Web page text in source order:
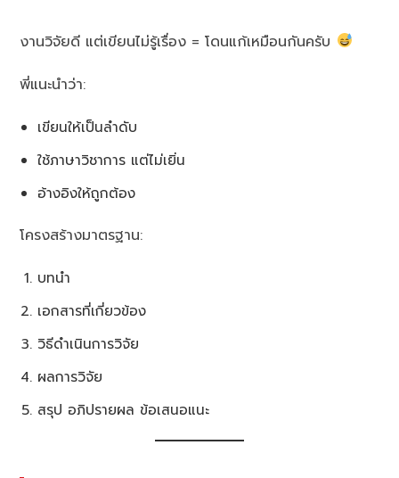
งานวิจัยดี แต่เขียนไม่รู้เรื่อง = โดนแก้เหมือนกันครับ
พี่แนะนำว่า:
เขียนให้เป็นลำดับ
ใช้ภาษาวิชาการ แต่ไม่เยิ่น
อ้างอิงให้ถูกต้อง
โครงสร้างมาตรฐาน:
บทนำ
เอกสารที่เกี่ยวข้อง
วิธีดำเนินการวิจัย
ผลการวิจัย
สรุป อภิปรายผล ข้อเสนอแนะ